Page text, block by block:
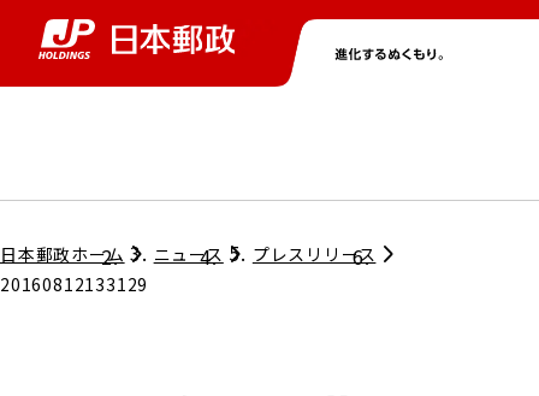
グループ情報トップ
株主・投資家情報トップ
ニューストップ
サステナビリティトップ
採用情報トップ
日本郵政ホーム ニュース
プレスリリース
20160812133129